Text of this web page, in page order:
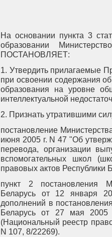
На основании пункта 3
образовании
ПОСТАНОВЛЯЕТ:
1. Утвердить прилагаемые
при освоении содержания
образования на уровне
интеллектуальной
2. Признать утратившими
постановление
июня 2005 г. N 47 "Об
перевода, организации
вспомогательных школ
правовых актов Республики
пункт 2 постановления
Беларусь от 12 января
дополнений в
Беларусь от 27 мая
(Национальный реестр
N 107, 8/22269).